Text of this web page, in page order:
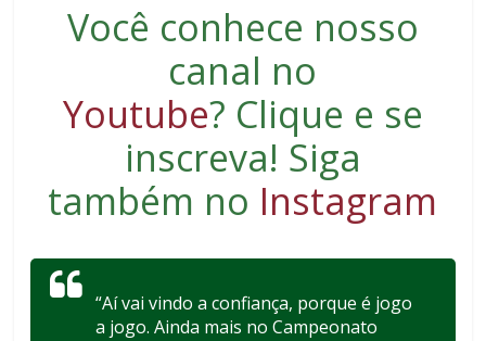
Você conhece nosso
canal no
Youtube? Clique e se
inscreva! Siga
também no Instagram
“Aí vai vindo a confiança, porque é jogo
a jogo. Ainda mais no Campeonato